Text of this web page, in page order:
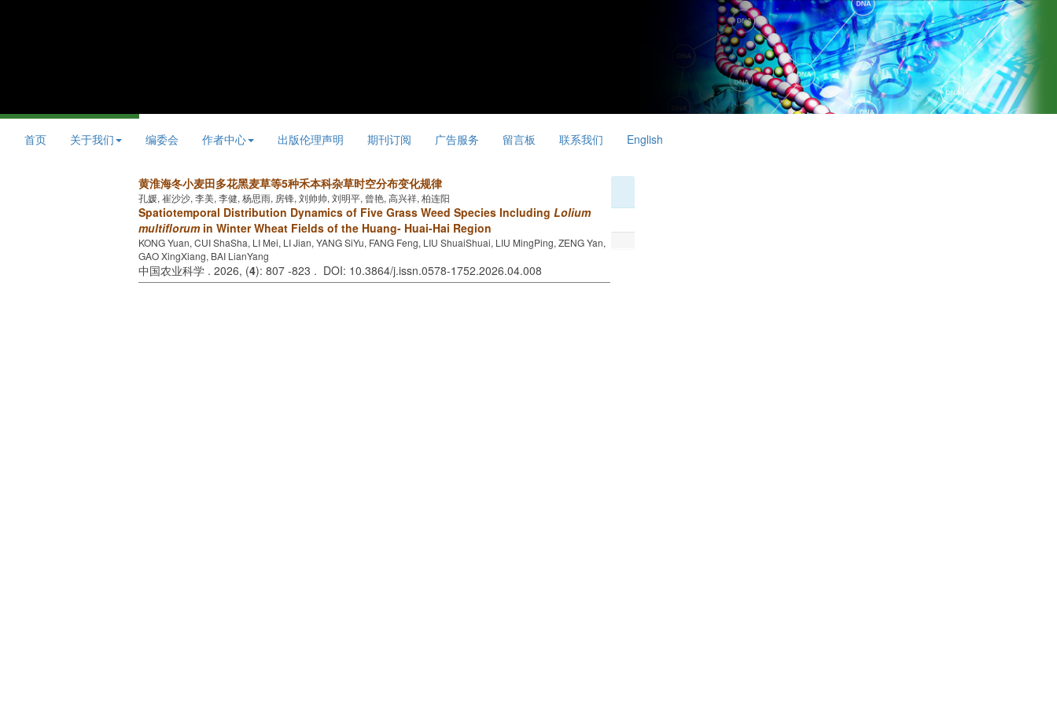
首页 关于我们 编委会 作者中心 出版伦理声明 期刊订阅 广告服务 留言板 联系我们 English
黄淮海冬小麦田多花黑麦草等5种禾本科杂草时空分布变化规律
孔媛, 崔沙沙, 李美, 李健, 杨思雨, 房锋, 刘帅帅, 刘明平, 曾艳, 高兴祥, 柏连阳
Spatiotemporal Distribution Dynamics of Five Grass Weed Species Including Lolium
multiflorumin Winter Wheat Fields of the Huang- Huai-Hai Region
KONG Yuan, CUI ShaSha, LI Mei, LI Jian, YANG SiYu, FANG Feng, LIU ShuaiShuai, LIU MingPing, ZENG Yan,
GAO XingXiang, BAI LianYang
中国农业科学 . 2026, (4): 807 -823 . DOI: 10.3864/j.issn.0578-1752.2026.04.008